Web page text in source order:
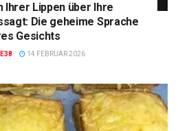
Ihrer Lippen über Ihre
Die geheime Sprache
Gesichts
14 FEBRUAR 2026